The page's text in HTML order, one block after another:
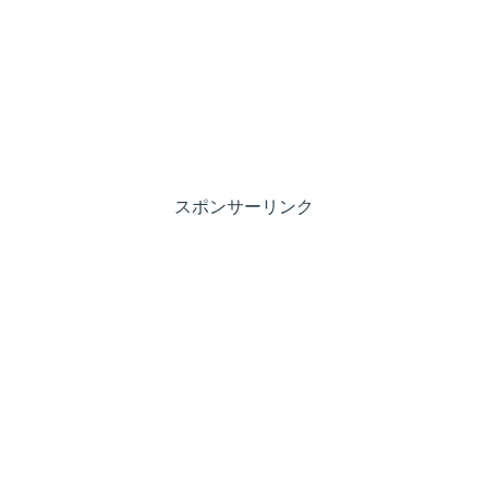
スポンサーリンク